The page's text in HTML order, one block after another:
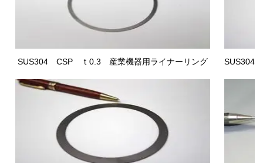
SUS304 CSP ｔ0.3 産業機器用ライナーリング SUS304